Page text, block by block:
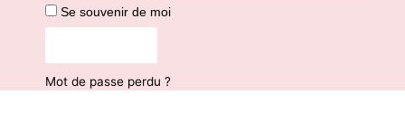
Se souvenir de moi
Mot de passe perdu ?